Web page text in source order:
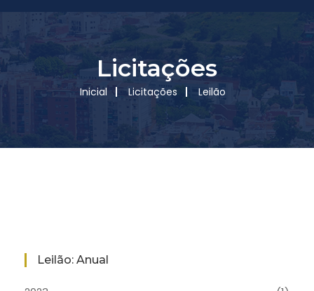
Licitações
Inicial Licitações Leilão
Leilão: Anual